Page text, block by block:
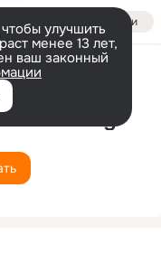
Войти
улучшить
менее 13 лет,
ваш законный
Canning